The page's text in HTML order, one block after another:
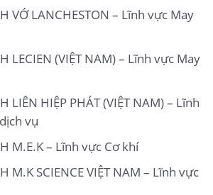
VỚ LANCHESTON – Lĩnh vực May
LECIEN (VIỆT NAM) – Lĩnh vực May
LIÊN HIỆP PHÁT (VIỆT NAM) – Lĩnh
vụ
M.E.K – Lĩnh vực Cơ khí
M.K SCIENCE VIỆT NAM – Lĩnh vực